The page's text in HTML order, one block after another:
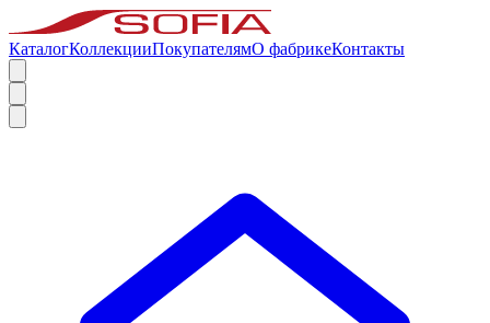
КаталогКоллекцииПокупателямО фабрикеКонтакты